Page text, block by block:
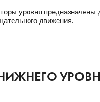
уровня
движения.